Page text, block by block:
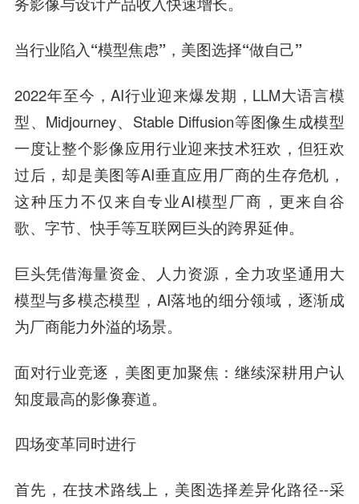
当行业陷入“模型焦虑”，美图选择“做自己”
2022年至今，AI行业迎来爆发期，LLM大语言模
型、Midjourney、Stable Diffusion等图像生成模型
一度让整个影像应用行业迎来技术狂欢，但狂欢
过后，却是美图等AI垂直应用厂商的生存危机，
这种压力不仅来自专业AI模型厂商，更来自谷
歌、字节、快手等互联网巨头的跨界延伸。
巨头凭借海量资金、人力资源，全力攻坚通用大
模型与多模态模型，AI落地的细分领域，逐渐成
为厂商能力外溢的场景。
面对行业竞逐，美图更加聚焦：继续深耕用户认
知度最高的影像赛道。
四场变革同时进行
首先，在技术路线上，美图选择差异化路径--采